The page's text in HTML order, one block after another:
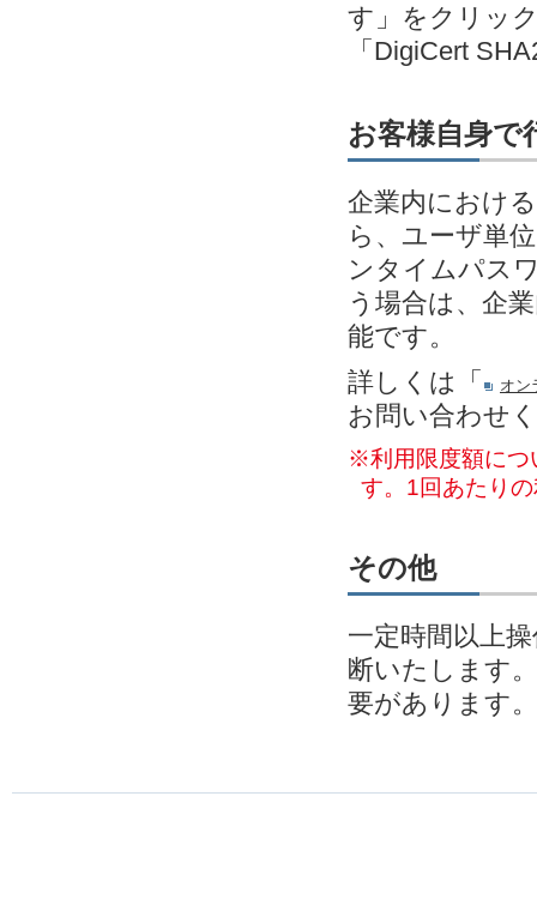
す」をクリッ
「DigiCert
お客様自身で
企業内におけ
ら、ユーザ単
ンタイムパス
う場合は、企
能です。
詳しくは「
オン
お問い合わせ
※利用限度額につ
す。1回あたり
その他
一定時間以上
断いたします
要があります。